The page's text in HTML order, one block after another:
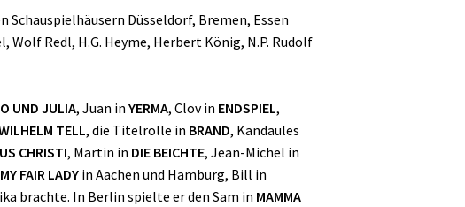
Düsseldorf, Bremen, Essen
Wolf Redl, H.G. Heyme, Herbert König, N.P. Rudolf
UND JULIA, Juan in YERMA, Clov in ENDSPIEL,
TELL, die Titelrolle in BRAND, Kandaules
CHRISTI, Martin in DIE BEICHTE, Jean-Michel in
MY FAIR LADY in Aachen und Hamburg, Bill in
brachte. In Berlin spielte er den Sam in MAMMA